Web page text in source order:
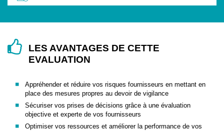
LES AVANTAGES DE CETTE
EVALUATION
Appréhender et réduire vos risques fournisseurs en mettant en
place des mesures propres au devoir de vigilance
Sécuriser vos prises de décisions grâce à une évaluation
objective et experte de vos fournisseurs
Optimiser vos ressources et améliorer la performance de vos